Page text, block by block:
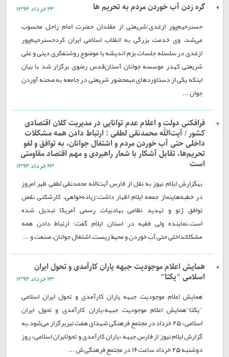
گره زدن آب خوردن مردم به تحریم ها ۲۳ خرداد ۱۳۹۴
حسنرحیم‌پور ازغدی:شریعتی از مقلدان حضرت امام راحل محسوب
می‌شد، وی خدمت بزرگی به انقلاب اسلامی ایران کردحسنرحیم‌پور
ازغدی در سلسله جلسات بزم اندیشه با موضوع روشنفکری دینی و علی
شریعتی کهدر موسسه جوانان آستان‌قدس رضوی برگزار شد با بیان
اینکه یکی از دستاوردهای مهمحضور شریعتی در جامعه به صحنه آوردن
جوان ...
فرافکنی دولت و اعلام عدم توانایی در مدیریت کلان اقتصادی
کشور / آیت‌الله محمدنقی لطفی : ارتباط دادن همه مشکلات
داخلی حتی آب خوردن مردم و اشتغال جوانان، به توافق و لغو
تحریم‌ها، تقابل آشکار با شعار راهبردی و مهم اقتصاد مقاومتی
است ۲۳ خرداد ۱۳۹۴
بهگزارش ایلام نیوز به نقل از فارس آیت‌الله محمدنقی لطفی ظهر امروز
در خطبه‌هاینماز جمعه ایلام اظهار داشت:زیاده‌خواهی، کارشکنی نقض
توافق ژنو و تهدید نظامی بهادبیات رسمی آمریکا تبدیل شده
است.نماینده ولی فقیه در استان ایلام گفت: ارتباط دادن همه
مشکلاتداخلی حتی آب خوردن و محیط زیست، اشتغال جوانان، صنعت و ...
همایش اعلام موجودیت جبهه یاران کارآمدی و تحول ایران
اسلامی "یکتا" ۲۳ خرداد ۱۳۹۴
همایش اعلام موجودیت جبهه یاران کارآمدی و تحول ایران اسلامی
"یکتا"همایش اعلام موجودیت جبهه«یاران کارآمدی و تحول ایران
اسلامی» 25 خرداد در مجتمع فرهنگی شهدای هفت تیربرگزار می‌شود.به
گزارش ایلام نیوز از فارس جبهه «یاران کارآمدی و تحولایران اسلامی» روز
دوشنبه 25 خرداد ساعت 16 در مجتمع فرهنگی ش ...